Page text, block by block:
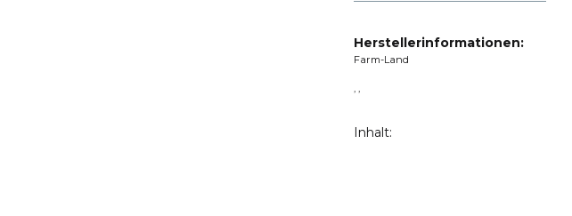
Herstellerinformationen:
Farm-Land
Inhalt: